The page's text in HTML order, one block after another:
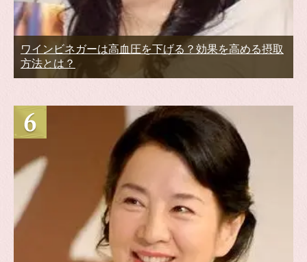
ワインビネガーは高血圧を下げる？効果を高める摂取
方法とは？